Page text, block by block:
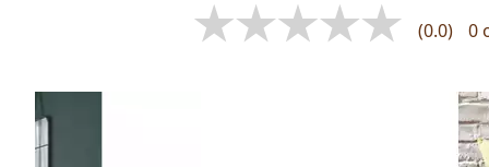
(0.0) 0